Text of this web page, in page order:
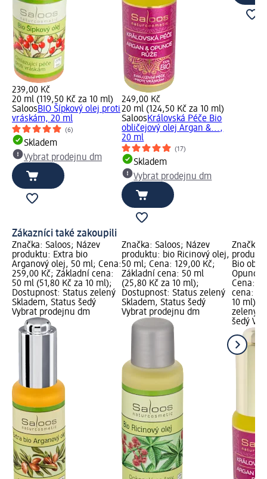
239,00 Kč
20 ml (119,50 Kč za 10 ml)
SaloosBIO Šípkový olej proti
vráskám, 20 ml
(6)
Skladem
Vybrat prodejnu dm
249,00 Kč
20 ml (124,50 Kč za 10 ml)
SaloosKrálovská Péče Bio
obličejový olej Argan &...,
20 ml
(17)
Skladem
Vybrat prodejnu dm
Zákazníci také zakoupili
Značka: Saloos; Název
produktu: Extra bio
Arganový olej, 50 ml; Cena:
259,00 Kč; Základní cena:
50 ml (51,80 Kč za 10 ml);
Dostupnost: Status zelený
Skladem, Status šedý
Vybrat prodejnu dm
Značka: Saloos; Název
produktu: bio Ricinový olej,
50 ml; Cena: 129,00 Kč;
Základní cena: 50 ml
(25,80 Kč za 10 ml);
Dostupnost: Status zelený
Skladem, Status šedý
Vybrat prodejnu dm
Značka:
Bio
Opuncie
Cena:
cena:
10 ml);
zelený
šedý